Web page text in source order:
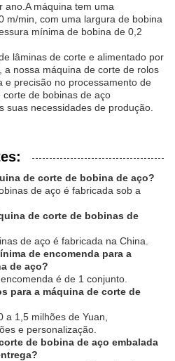
ano.A máquina tem uma
m/min, com uma largura de bobina
mínima de bobina de 0,2
lâminas de corte e alimentado por
a nossa máquina de corte de rolos
e precisão no processamento de
de bobinas de aço
suas necessidades de produção.
de corte de bobina de aço?
de aço é fabricada sob a
de corte de bobinas de
de aço é fabricada na China.
de encomenda para a
de aço?
é de 1 conjunto.
para a máquina de corte de
1,5 milhões de Yuan,
e personalização.
de bobina de aço embalada